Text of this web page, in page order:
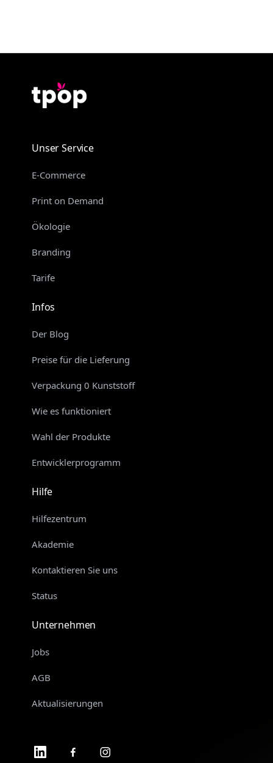
Unser Service
E-Commerce
Print on Demand
Ökologie
Branding
Tarife
Infos
Der Blog
Preise für die Lieferung
Verpackung 0 Kunststoff
Wie es funktioniert
Wahl der Produkte
Entwicklerprogramm
Hilfe
Hilfezentrum
Akademie
Kontaktieren Sie uns
Status
Unternehmen
Jobs
AGB
Aktualisierungen